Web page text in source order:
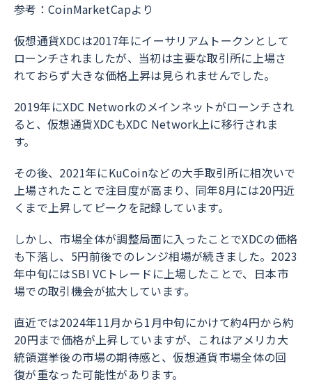
参考：CoinMarketCapより
仮想通貨XDCは2017年にイーサリアムトークンとして
ローンチされましたが、当初は主要な取引所に上場さ
れておらず大きな価格上昇は見られませんでした。
2019年にXDC Networkのメインネットがローンチされ
ると、仮想通貨XDCもXDC Network上に移行されま
す。
その後、2021年にKuCoinなどの大手取引所に相次いで
上場されたことで注目度が高まり、同年8月には20円近
くまで上昇してピークを記録しています。
しかし、市場全体が調整局面に入ったことでXDCの価格
も下落し、5円前後でのレンジ相場が続きました。2023
年中旬にはSBI VCトレードに上場したことで、日本市
場での取引機会が拡大しています。
直近では2024年11月から1月中旬にかけて約4円から約
20円まで価格が上昇していますが、これはアメリカ大
統領選挙後の市場の期待感と、仮想通貨市場全体の回
復が重なった可能性があります。